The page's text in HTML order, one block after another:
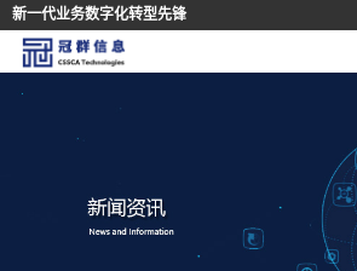
新一代业务数字化转型先锋
首